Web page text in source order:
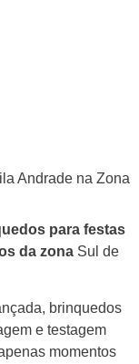
Andrade na Zona
para festas
da zona Sul de
brinquedos
e testagem
momentos